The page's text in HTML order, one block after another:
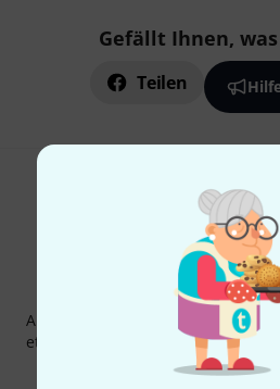
Gefällt Ihnen, was
Teilen
Thomann
Abonniere den Thomann
etwas Glück einen von50
Inspirierende Beiträge